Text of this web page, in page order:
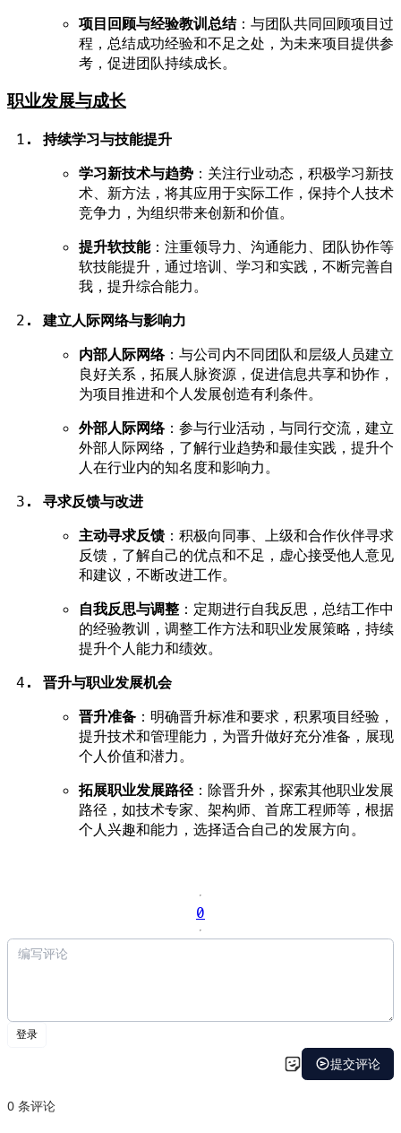
项目回顾与经验教训总结：与团队共同回顾项目过
程，总结成功经验和不足之处，为未来项目提供参
考，促进团队持续成长。
职业发展与成长
持续学习与技能提升
学习新技术与趋势 ：关注行业动态，积极学习新技
术、新方法，将其应用于实际工作，保持个人技术
竞争力，为组织带来创新和价值。
提升软技能：注重领导力、沟通能力、团队协作等
软技能提升，通过培训、学习和实践，不断完善自
我，提升综合能力。
建立人际网络与影响力
内部人际网络：与公司内不同团队和层级人员建立
良好关系，拓展人脉资源，促进信息共享和协作，
为项目推进和个人发展创造有利条件。
外部人际网络：参与行业活动，与同行交流，建立
外部人际网络，了解行业趋势和最佳实践，提升个
人在行业内的知名度和影响力。
寻求反馈与改进
主动寻求反馈 ：积极向同事、上级和合作伙伴寻求
反馈，了解自己的优点和不足，虚心接受他人意见
和建议，不断改进工作。
自我反思与调整 ：定期进行自我反思，总结工作中
的经验教训，调整工作方法和职业发展策略，持续
提升个人能力和绩效。
晋升与职业发展机会
晋升准备 ：明确晋升标准和要求，积累项目经验，
提升技术和管理能力，为晋升做好充分准备，展现
个人价值和潜力。
拓展职业发展路径：除晋升外，探索其他职业发展
路径，如技术专家、架构师、首席工程师等，根据
个人兴趣和能力，选择适合自己的发展方向。
0